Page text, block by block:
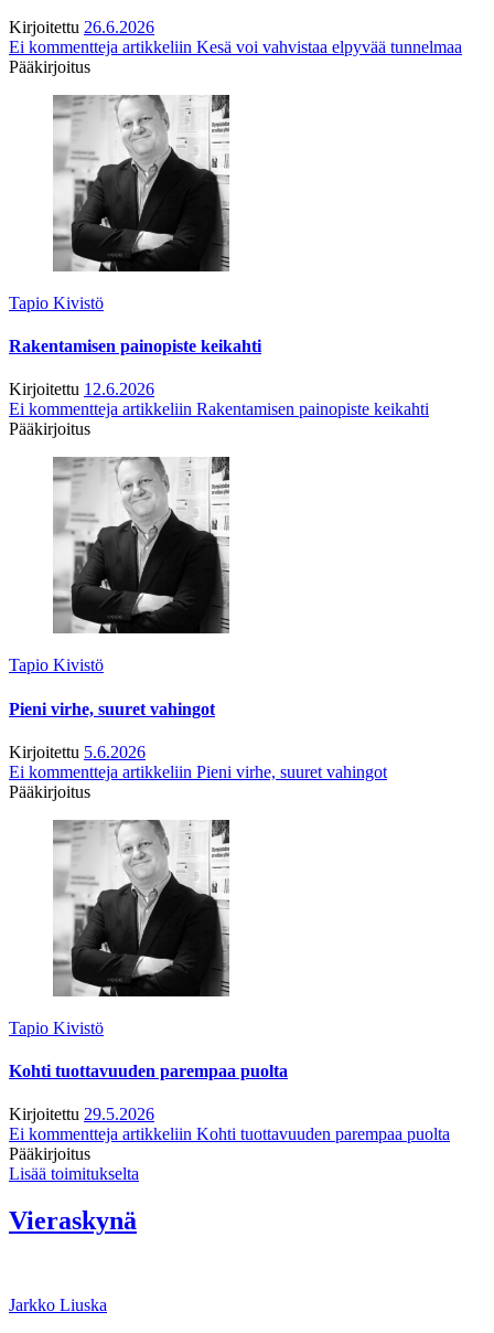
Kirjoitettu 26.6.2026
Ei kommentteja artikkeliin Kesä voi vahvistaa elpyvää tunnelmaa
Pääkirjoitus
Tapio Kivistö
Rakentamisen painopiste keikahti
Kirjoitettu 12.6.2026
Ei kommentteja artikkeliin Rakentamisen painopiste keikahti
Pääkirjoitus
Tapio Kivistö
Pieni virhe, suuret vahingot
Kirjoitettu 5.6.2026
Ei kommentteja artikkeliin Pieni virhe, suuret vahingot
Pääkirjoitus
Tapio Kivistö
Kohti tuottavuuden parempaa puolta
Kirjoitettu 29.5.2026
Ei kommentteja artikkeliin Kohti tuottavuuden parempaa puolta
Pääkirjoitus
Lisää toimitukselta
Vieraskynä
Jarkko Liuska